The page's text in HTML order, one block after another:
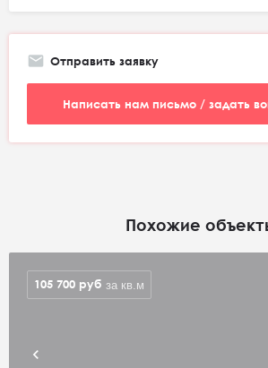
Отправить заявку
Написать нам письмо / задать
Похожие
105 700 руб за кв.м